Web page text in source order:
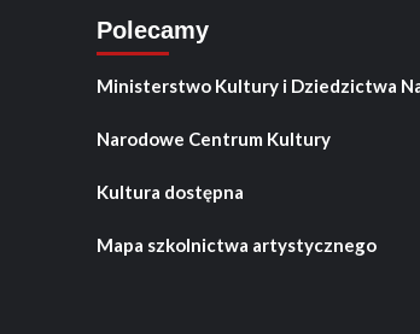
Polecamy
Ministerstwo Kultury i Dziedzictwa
Narodowe Centrum Kultury
Kultura dostępna
Mapa szkolnictwa artystycznego